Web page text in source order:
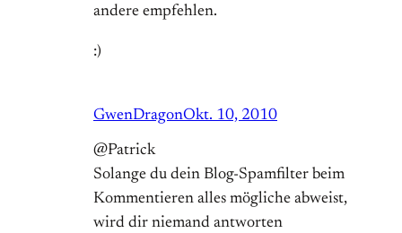
andere empfehlen.
:)
GwenDragonOkt. 10, 2010
@Patrick
Solange du dein Blog-Spamfilter beim
Kommentieren alles mögliche abweist,
wird dir niemand antworten